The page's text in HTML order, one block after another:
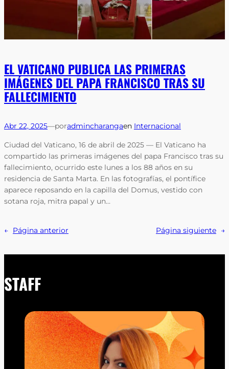
EL VATICANO PUBLICA LAS PRIMERAS
IMÁGENES DEL PAPA FRANCISCO TRAS SU
FALLECIMIENTO
Abr 22, 2025—poradmincharangaen Internacional
Ciudad del Vaticano, 16 de abril de 2025 — El Vaticano ha
compartido las primeras imágenes del papa Francisco tras su
fallecimiento, ocurrido este lunes a los 88 años en su
residencia de Santa Marta. En las fotografías, el pontífice
aparece reposando en la capilla del Domus, vestido con
sotana roja, mitra papal y un…
← Página anterior Página siguiente →
STAFF